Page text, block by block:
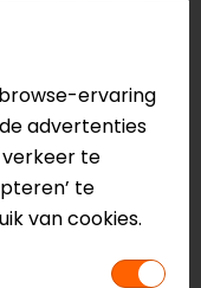
ervaring
advertenties
verkeer te
te
van cookies.